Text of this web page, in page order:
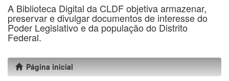
A Biblioteca Digital da CLDF objetiva armazenar,
preservar e divulgar documentos de interesse do
Poder Legislativo e da população do Distrito
Federal.
Página inicial